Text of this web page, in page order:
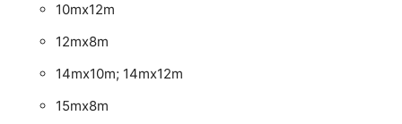
10mx12m
12mx8m
14mx10m; 14mx12m
15mx8m